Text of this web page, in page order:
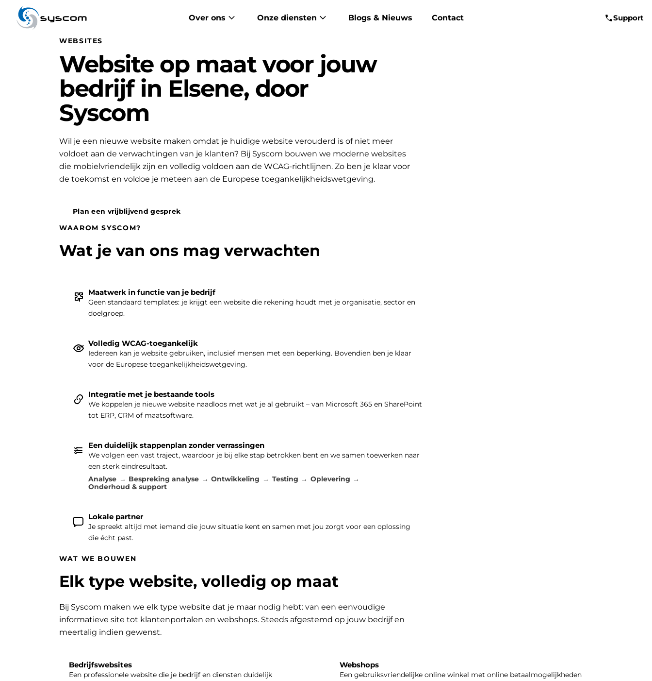
syscom Over ons Onze diensten Blogs & Nieuws Contact Support
WEBSITES
Website op maat voor jouw
bedrijf in Elsene, door
Syscom
Wil je een nieuwe website maken omdat je huidige website verouderd is of niet meer
voldoet aan de verwachtingen van je klanten? Bij Syscom bouwen we moderne websites
die mobielvriendelijk zijn en volledig voldoen aan de WCAG-richtlijnen. Zo ben je klaar voor
de toekomst en voldoe je meteen aan de Europese toegankelijkheidswetgeving.
Plan een vrijblijvend gesprek
WAAROM SYSCOM?
Wat je van ons mag verwachten
Maatwerk in functie van je bedrijf
Geen standaard templates: je krijgt een website die rekening houdt met je organisatie, sector en
doelgroep.
Volledig WCAG-toegankelijk
Iedereen kan je website gebruiken, inclusief mensen met een beperking. Bovendien ben je klaar
voor de Europese toegankelijkheidswetgeving.
Integratie met je bestaande tools
We koppelen je nieuwe website naadloos met wat je al gebruikt – van Microsoft 365 en SharePoint
tot ERP, CRM of maatsoftware.
Een duidelijk stappenplan zonder verrassingen
We volgen een vast traject, waardoor je bij elke stap betrokken bent en we samen toewerken naar
een sterk eindresultaat.
Analyse Bespreking analyse Ontwikkeling Testing
Oplevering
Onderhoud & support
Lokale partner
Je spreekt altijd met iemand die jouw situatie kent en samen met jou zorgt voor een oplossing
die écht past.
WAT WE BOUWEN
Elk type website, volledig op maat
Bij Syscom maken we elk type website dat je maar nodig hebt: van een eenvoudige
informatieve site tot klantenportalen en webshops. Steeds afgestemd op jouw bedrijf en
meertalig indien gewenst.
Bedrijfswebsites
Een professionele website die je bedrijf en diensten duidelijk
Webshops
Een gebruiksvriendelijke online winkel met online betaalmogelijkheden